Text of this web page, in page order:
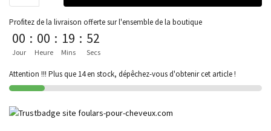
Profitez de la livraison offerte sur l'ensemble de la boutique
00
Jour
: 00
Heure
: 19
Mins
: 52
Secs
Attention !!! Plus que 14 en stock, dépêchez-vous d'obtenir cet article !